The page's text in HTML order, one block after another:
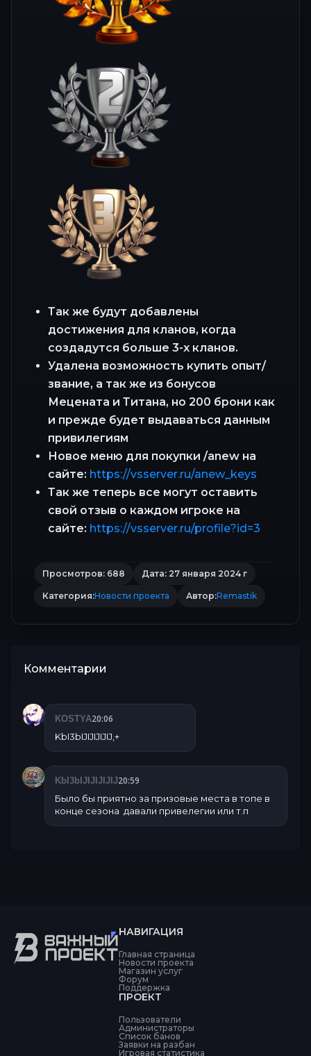
Так же будут добавлены
достижения для кланов, когда
создадутся больше 3-х кланов.
Удалена возможность купить опыт/
звание, а так же из бонусов
Мецената и Титана, но 200 брони как
и прежде будет выдаваться данным
привилегиям
Новое меню для покупки /anew на
сайте: https://vsserver.ru/anew_keys
Так же теперь все могут оставить
свой отзыв о каждом игроке на
сайте: https://vsserver.ru/profile?id=3
Просмотров: 688 Дата: 27 января 2024 г
Категория:Новости проекта Автор:Remastik
Комментарии
KOSTYA20:06
KbI3bIJIJIJIJIJ,+
KbI3bIJIJIJIJIJ 20:59
Было бы приятно за призовые места в топе в
конце сезона давали привелегии или т.п
НАВИГАЦИЯ
Главная страница
Новости проекта
Магазин услуг
Форум
Поддержка
ПРОЕКТ
Пользователи
Администраторы
Список банов
Заявки на разбан
Игровая статистика